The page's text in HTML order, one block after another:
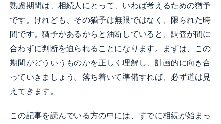
熟慮期間は、相続人にとって、いわば考えるための猶予
です。けれども、その猶予は無限ではなく、限られた時
間です。猶予があるからと油断していると、調査が間に
合わずに判断を迫られることになります。まずは、この
期間がどういうものかを正しく理解し、計画的に向き合
っていきましょう。落ち着いて準備すれば、必ず道は見
えてきます。
この記事を読んでいる方の中には、すでに相続が始まっ